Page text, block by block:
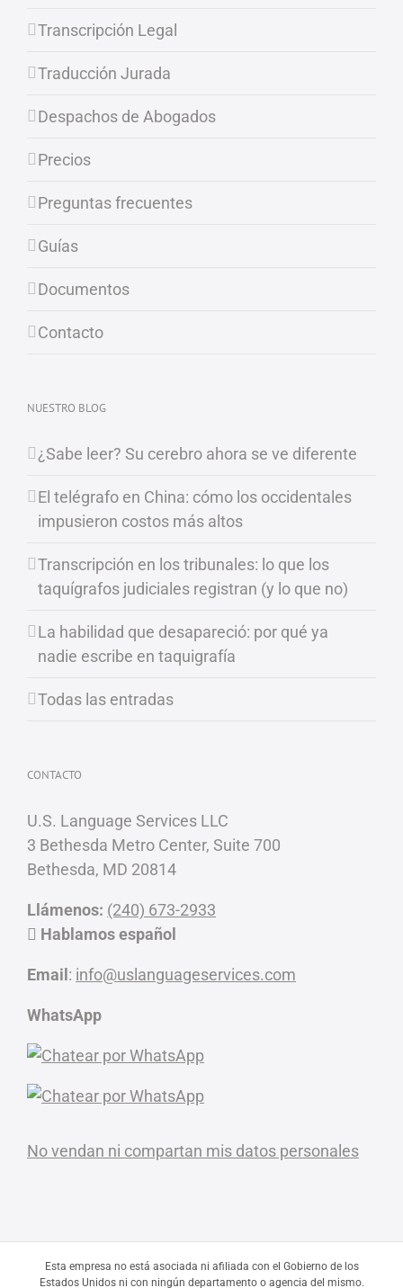
Transcripción Legal
Traducción Jurada
Despachos de Abogados
Precios
Preguntas frecuentes
Guías
Documentos
Contacto
NUESTRO BLOG
¿Sabe leer? Su cerebro ahora se ve diferente
El telégrafo en China: cómo los occidentales
impusieron costos más altos
Transcripción en los tribunales: lo que los
taquígrafos judiciales registran (y lo que no)
La habilidad que desapareció: por qué ya
nadie escribe en taquigrafía
Todas las entradas
CONTACTO
U.S. Language Services LLC
3 Bethesda Metro Center, Suite 700
Bethesda, MD 20814
Llámenos: (240) 673-2933
Hablamos español
Email: info@uslanguageservices.com
WhatsApp
No vendan ni compartan mis datos personales
Esta empresa no está asociada ni afiliada con el Gobierno de los
Estados Unidos ni con ningún departamento o agencia del mismo.